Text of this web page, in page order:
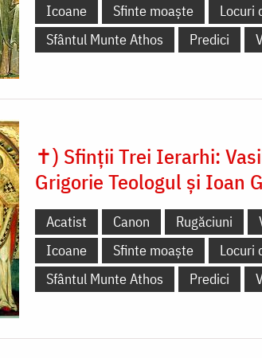
Icoane
Sfinte moaște
Locuri
Sfântul Munte Athos
Predici
✝) Sfinții Trei Ierarhi:
Grigorie Teologul și Ioan
Acatist Canon Rugăciuni
Icoane
Sfinte moaște
Locuri
Sfântul Munte Athos
Predici